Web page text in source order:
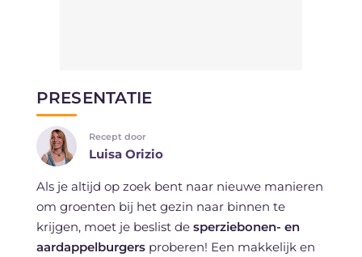
PRESENTATIE
Recept door
Luisa Orizio
Als je altijd op zoek bent naar nieuwe manieren
om groenten bij het gezin naar binnen te
krijgen, moet je beslist de sperziebonen- en
aardappelburgersproberen! Een makkelijk en